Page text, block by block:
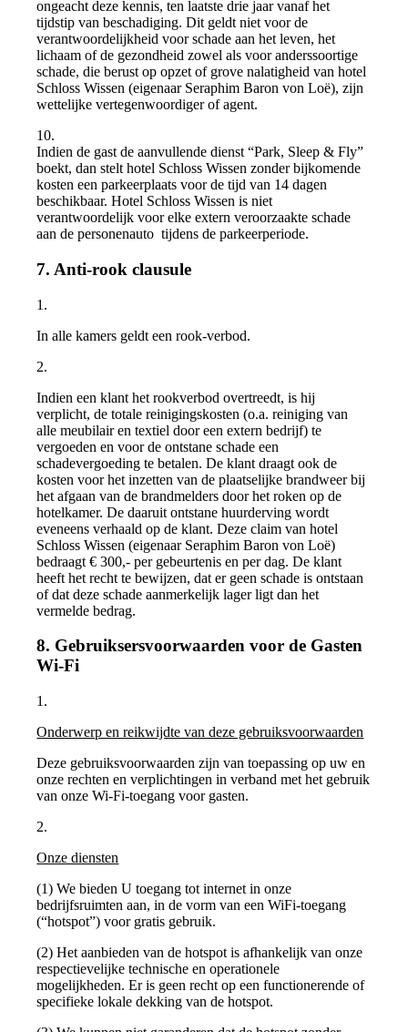
ongeacht deze kennis, ten laatste drie jaar vanaf het
tijdstip van beschadiging. Dit geldt niet voor de
verantwoordelijkheid voor schade aan het leven, het
lichaam of de gezondheid zowel als voor anderssoortige
schade, die berust op opzet of grove nalatigheid van hotel
Schloss Wissen (eigenaar Seraphim Baron von Loë), zijn
wettelijke vertegenwoordiger of agent.
10.
Indien de gast de aanvullende dienst “Park, Sleep & Fly”
boekt, dan stelt hotel Schloss Wissen zonder bijkomende
kosten een parkeerplaats voor de tijd van 14 dagen
beschikbaar. Hotel Schloss Wissen is niet
verantwoordelijk voor elke extern veroorzaakte schade
aan de personenauto tijdens de parkeerperiode.
7. Anti-rook clausule
1.
In alle kamers geldt een rook-verbod.
2.
Indien een klant het rookverbod overtreedt, is hij
verplicht, de totale reinigingskosten (o.a. reiniging van
alle meubilair en textiel door een extern bedrijf) te
vergoeden en voor de ontstane schade een
schadevergoeding te betalen. De klant draagt ook de
kosten voor het inzetten van de plaatselijke brandweer bij
het afgaan van de brandmelders door het roken op de
hotelkamer. De daaruit ontstane huurderving wordt
eveneens verhaald op de klant. Deze claim van hotel
Schloss Wissen (eigenaar Seraphim Baron von Loë)
bedraagt € 300,- per gebeurtenis en per dag. De klant
heeft het recht te bewijzen, dat er geen schade is ontstaan
of dat deze schade aanmerkelijk lager ligt dan het
vermelde bedrag.
8. Gebruiksersvoorwaarden voor de Gasten
Wi-Fi
1.
Onderwerp en reikwijdte van deze gebruiksvoorwaarden
Deze gebruiksvoorwaarden zijn van toepassing op uw en
onze rechten en verplichtingen in verband met het gebruik
van onze Wi-Fi-toegang voor gasten.
2.
Onze diensten
(1) We bieden U toegang tot internet in onze
bedrijfsruimten aan, in de vorm van een WiFi-toegang
(“hotspot”) voor gratis gebruik.
(2) Het aanbieden van de hotspot is afhankelijk van onze
respectievelijke technische en operationele
mogelijkheden. Er is geen recht op een functionerende of
specifieke lokale dekking van de hotspot.